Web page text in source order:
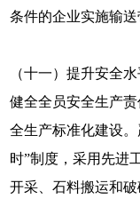
条件的企业实施输送
（十一）提升安全
健全全员安全生产
全生产标准化建设
时”制度，采用先进
开采、石料搬运和